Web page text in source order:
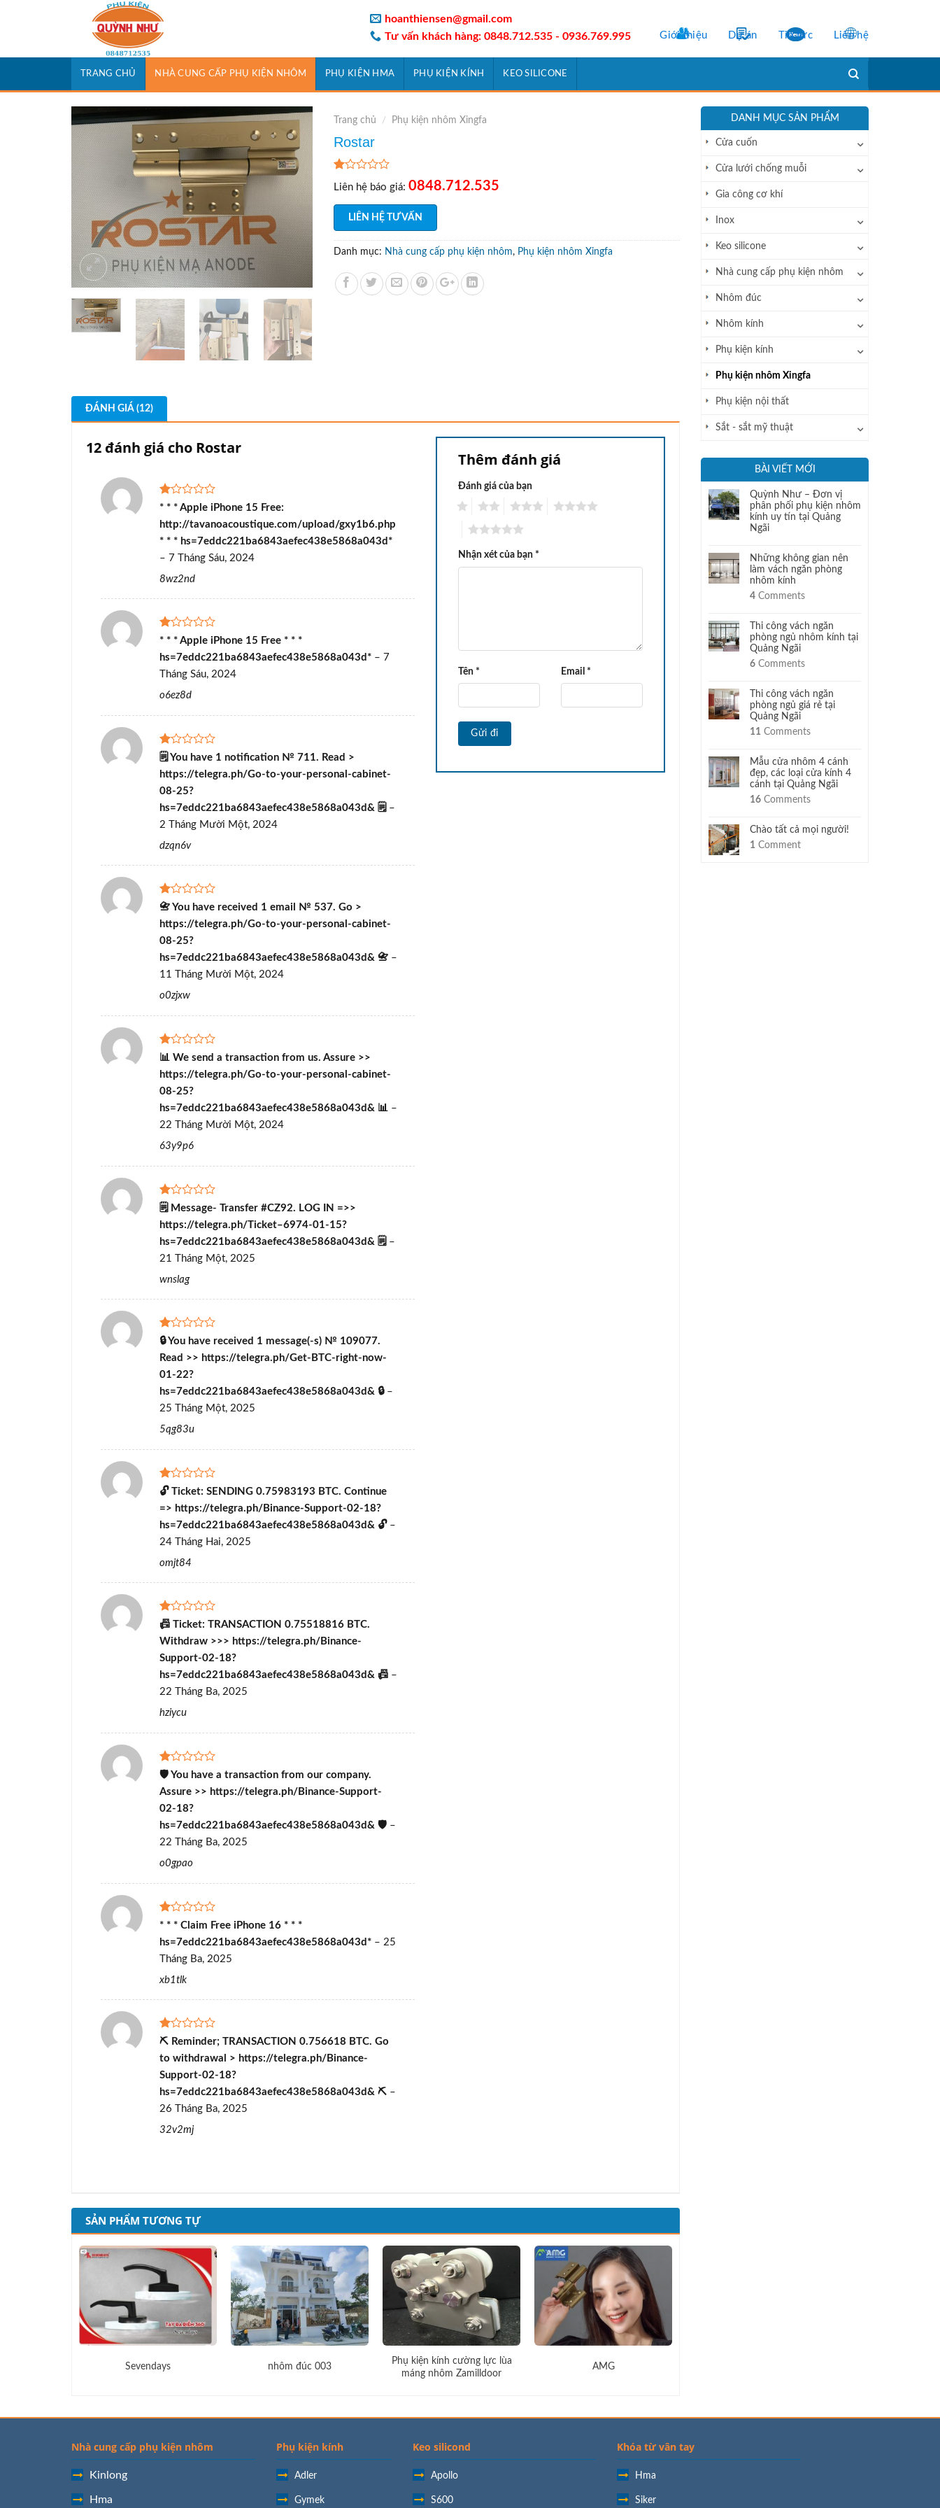
hoanthiensen@gmail.com
Tư vấn khách hàng: 0848.712.535 - 0936.769.995
Giới thiệu Dự án Tin tức Liên hệ
TRANG CHỦ NHÀ CUNG CẤP PHỤ KIỆN NHÔM PHỤ KIỆN HMA PHỤ KIỆN KÍNH KEO SILICONE
DANH MỤC SẢN PHẨM
Cửa cuốn
Cửa lưới chống muỗi
Gia công cơ khí
Inox
Keo silicone
Nhà cung cấp phụ kiện nhôm
Nhôm đúc
Nhôm kính
Phụ kiện kính
Phụ kiện nhôm Xingfa
Phụ kiện nội thất
Sắt - sắt mỹ thuật
BÀI VIẾT MỚI
Quỳnh Như – Đơn vị
phân phối phụ kiện nhôm
kính uy tín tại Quảng
Ngãi
Những không gian nên
làm vách ngăn phòng
nhôm kính
4 Comments
Thi công vách ngăn
phòng ngủ nhôm kính tại
Quảng Ngãi
6 Comments
Thi công vách ngăn
phòng ngủ giá rẻ tại
Quảng Ngãi
11 Comments
Mẫu cửa nhôm 4 cánh
đẹp, các loại cửa kính 4
cánh tại Quảng Ngãi
16 Comments
Chào tất cả mọi người!
1 Comment
Trang chủ / Phụ kiện nhôm Xingfa
Rostar
1.00
trên
5
dựa
12
giá
Liên hệ báo giá: 0848.712.535
LIÊN HỆ TƯ VẤN
Danh mục: Nhà cung cấp phụ kiện nhôm, Phụ kiện nhôm Xingfa
ĐÁNH GIÁ (12)
12 đánh giá cho Rostar
Được
hạng
1
sao
* * * Apple iPhone 15 Free:
http://tavanoacoustique.com/upload/gxy1b6.php
* * * hs=7eddc221ba6843aefec438e5868a043d*
– 7 Tháng Sáu, 2024
8wz2nd
Được
hạng
1
sao
* * * Apple iPhone 15 Free * * *
hs=7eddc221ba6843aefec438e5868a043d* – 7
Tháng Sáu, 2024
o6ez8d
Được
hạng
1
sao
🗒 You have 1 notification № 711. Read >
https://telegra.ph/Go-to-your-personal-cabinet-
08-25?
hs=7eddc221ba6843aefec438e5868a043d& 🗒 –
2 Tháng Mười Một, 2024
dzqn6v
Được
hạng
1
sao
📇 You have received 1 email № 537. Go >
https://telegra.ph/Go-to-your-personal-cabinet-
08-25?
hs=7eddc221ba6843aefec438e5868a043d& 📇 –
11 Tháng Mười Một, 2024
o0zjxw
Được
hạng
1
sao
📊 We send a transaction from us. Assure >>
https://telegra.ph/Go-to-your-personal-cabinet-
08-25?
hs=7eddc221ba6843aefec438e5868a043d& 📊 –
22 Tháng Mười Một, 2024
63y9p6
Được
xếp
hạng
1
sao
🗒 Message- Transfer #CZ92. LOG IN =>>
https://telegra.ph/Ticket–6974-01-15?
hs=7eddc221ba6843aefec438e5868a043d& 🗒 –
21 Tháng Một, 2025
wnslag
Được
hạng
1
sao
🔒 You have received 1 message(-s) № 109077.
Read >> https://telegra.ph/Get-BTC-right-now-
01-22?
hs=7eddc221ba6843aefec438e5868a043d& 🔒 –
25 Tháng Một, 2025
5qg83u
Được
hạng
1
sao
🔓 Ticket: SENDING 0.75983193 BTC. Continue
=> https://telegra.ph/Binance-Support-02-18?
hs=7eddc221ba6843aefec438e5868a043d& 🔓 –
24 Tháng Hai, 2025
omjt84
Được
hạng
1
sao
📠 Ticket: TRANSACTION 0.75518816 BTC.
Withdraw >>> https://telegra.ph/Binance-
Support-02-18?
hs=7eddc221ba6843aefec438e5868a043d& 📠 –
22 Tháng Ba, 2025
hziycu
Được
hạng
1
sao
🛡 You have a transaction from our company.
Assure >> https://telegra.ph/Binance-Support-
02-18?
hs=7eddc221ba6843aefec438e5868a043d& 🛡 –
22 Tháng Ba, 2025
o0gpao
Được
hạng
1
sao
* * * Claim Free iPhone 16 * * *
hs=7eddc221ba6843aefec438e5868a043d* – 25
Tháng Ba, 2025
xb1tlk
Được
hạng
1
sao
⛏ Reminder; TRANSACTION 0.756618 BTC. Go
to withdrawal > https://telegra.ph/Binance-
Support-02-18?
hs=7eddc221ba6843aefec438e5868a043d& ⛏ –
26 Tháng Ba, 2025
32v2mj
Thêm đánh giá
Đánh giá của bạn
Nhận xét của bạn *
Tên * Email *
SẢN PHẨM TƯƠNG TỰ
Sevendays nhôm đúc 003
Phụ kiện kính cường lực lùa
máng nhôm Zamilldoor
AMG
Nhà cung cấp phụ kiện nhôm
Kinlong
Hma
Phụ kiện kính
Adler
Gymek
Keo silicond
Apollo
S600
Khóa từ vân tay
Hma
Siker